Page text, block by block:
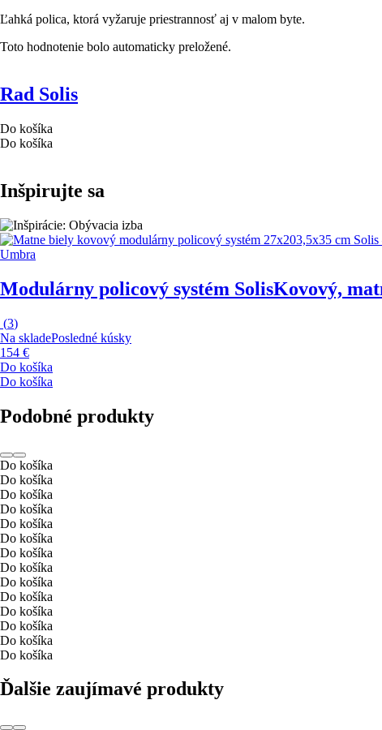
Ľahká polica, ktorá vyžaruje priestrannosť aj v malom byte.
Toto hodnotenie bolo automaticky preložené.
Rad Solis
Do košíka
Do košíka
Inšpirujte sa
Umbra
Modulárny policový systém SolisKovový,
(3)
Na skladePosledné kúsky
154 €
Do košíka
Do košíka
Podobné produkty
Do košíka
Do košíka
Do košíka
Do košíka
Do košíka
Do košíka
Do košíka
Do košíka
Do košíka
Do košíka
Do košíka
Do košíka
Do košíka
Do košíka
Ďalšie zaujímavé produkty